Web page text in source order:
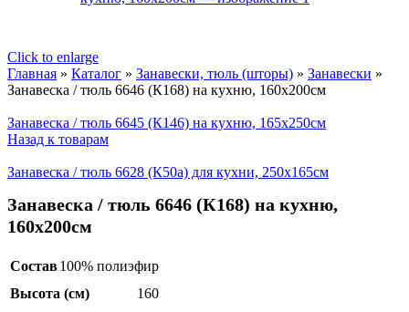
Click to enlarge
Главная » Каталог » Занавески, тюль (шторы) » Занавески »
Занавеска / тюль 6646 (К168) на кухню, 160х200см
Занавеска / тюль 6645 (К146) на кухню, 165х250см
Назад к товарам
Занавеска / тюль 6628 (К50а) для кухни, 250х165см
Занавеска / тюль 6646 (К168) на кухню,
160х200см
Состав100% полиэфир
Высота (см)
160